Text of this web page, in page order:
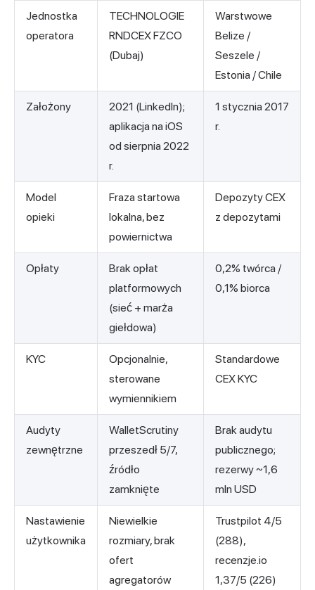
Jednostka
operatora
TECHNOLOGIE
RNDCEX FZCO
(Dubaj)
Warstwowe
Belize /
Seszele /
Estonia / Chile
Założony
2021 (LinkedIn);
aplikacja na iOS
od sierpnia 2022
r.
1 stycznia 2017
r.
Model
opieki
Fraza startowa
lokalna, bez
powiernictwa
Depozyty CEX
z depozytami
Opłaty
Brak opłat
platformowych
(sieć + marża
giełdowa)
0,2% twórca /
0,1% biorca
KYC
Opcjonalnie,
sterowane
wymiennikiem
Standardowe
CEX KYC
Audyty
zewnętrzne
WalletScrutiny
przeszedł 5/7,
źródło
zamknięte
Brak audytu
publicznego;
rezerwy ~1,6
mln USD
Nastawienie
użytkownika
Niewielkie
rozmiary, brak
ofert
agregatorów
Trustpilot 4/5
(288),
recenzje.io
1,37/5 (226)